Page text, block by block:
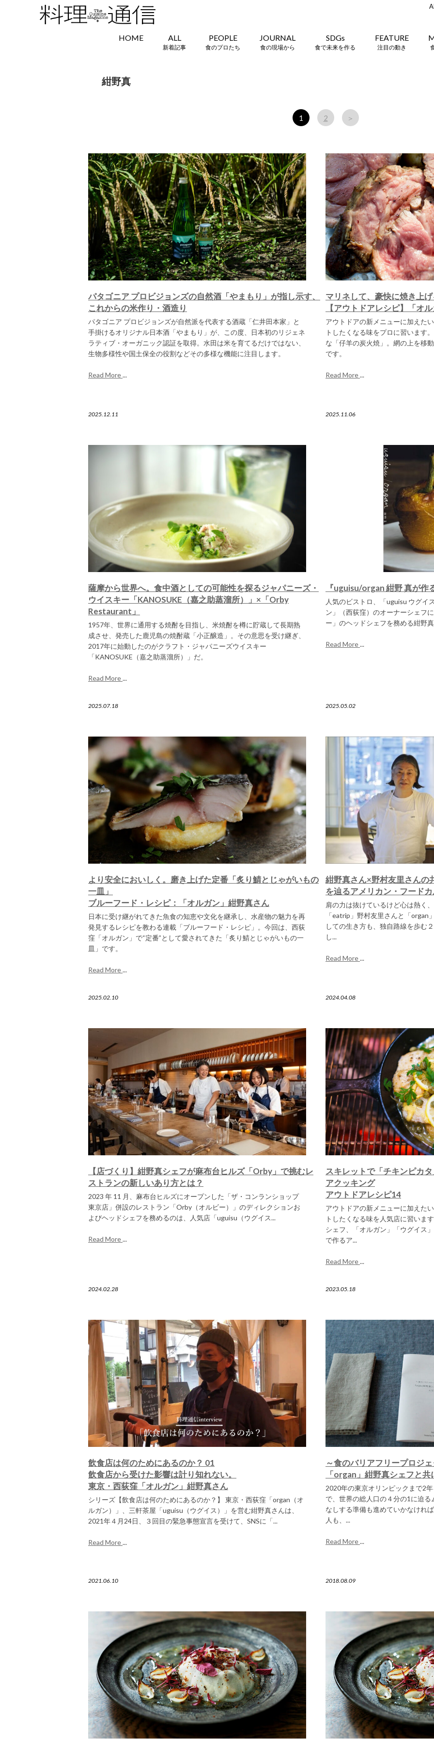
HOME ALL
新着記事
PEOPLE
食のプロたち
JOURNAL
食の現場から
SDGs
食で未来を作る
FEATURE
注目の動き
紺野真
1 2 ＞
パタゴニア プロビジョンズの自然酒「やまもり」が指し示す、
これからの米作り・酒造り
パタゴニア プロビジョンズが自然派を代表する酒蔵「仁井田本家」と
手掛けるオリジナル日本酒「やまもり」が、この度、日本初のリジェネ
ラティブ・オーガニック認証を取得。水田は米を育てるだけではない、
生物多様性や国土保全の役割などその多様な機能に注目します。
Read More...
2025.12.11
マリネして、豪快に焼き上
【アウトドアレシピ】「オ
アウトドアの新メニューに加えた
トしたくなる味をプロに習います
な「仔羊の炭火焼」。網の上を移
です。
Read More...
2025.11.06
薩摩から世界へ。食中酒としての可能性を探るジャパニーズ・
ウイスキー「KANOSUKE（嘉之助蒸溜所）」×「Orby
Restaurant」
1957年、世界に通用する焼酎を目指し、米焼酎を樽に貯蔵して長期熟
成させ、発売した鹿児島の焼酎蔵「小正醸造」。その意思を受け継ぎ、
2017年に始動したのがクラフト・ジャパニーズウイスキー
「KANOSUKE（嘉之助蒸溜所）」だ。
Read More...
2025.07.18
『uguisu/organ 紺野 真が作
人気のビストロ、「uguisu ウグイ
ン」（西荻窪）のオーナーシェフ
ー」のヘッドシェフを務める紺野
Read More...
2025.05.02
より安全においしく。磨き上げた定番「炙り鯖とじゃがいもの
一皿」
ブルーフード・レシピ：「オルガン」紺野真さん
日本に受け継がれてきた魚食の知恵や文化を継承し、水産物の魅力を再
発見するレシピを教わる連載「ブルーフード・レシピ」。今回は、西荻
窪「オルガン」で“定番”として愛されてきた「炙り鯖とじゃがいもの一
皿」です。
Read More...
2025.02.10
紺野真さん×野村友里さんの
を辿るアメリカン・フード
肩の力は抜けているけど心は熱く
「eatrip」野村友里さんと「organ
しての生き方も、独自路線を歩む
し...
Read More...
2024.04.08
【店づくり】紺野真シェフが麻布台ヒルズ「Orby」で挑むレ
ストランの新しいあり方とは？
2023 年 11 月、麻布台ヒルズにオープンした「ザ・コンランショップ
東京店」併設のレストラン「Orby（オルビー）」のディレクションお
よびヘッドシェフを務めるのは、人気店「uguisu（ウグイス...
Read More...
2024.02.28
スキレットで「チキンピカ
アクッキング
アウトドアレシピ14
アウトドアの新メニューに加えた
トしたくなる味を人気店に習いま
シェフ、「オルガン」「ウグイス
で作るア...
Read More...
2023.05.18
飲食店は何のためにあるのか？ 01
飲食店から受けた影響は計り知れない。
東京・西荻窪「オルガン」紺野真さん
シリーズ【飲食店は何のためにあるのか？】 東京・西荻窪「organ（オ
ルガン）」、三軒茶屋「uguisu（ウグイス）」を営む紺野真さんは、
2021年４月24日、３回目の緊急事態宣言を受けて、SNSに「...
Read More...
2021.06.10
～食のバリアフリープロジ
「organ」紺野真シェフと
2020年の東京オリンピックまで2
で、世界の総人口の４分の1に迫
なしする準備も進めていかなけれ
人も、...
Read More...
2018.08.09